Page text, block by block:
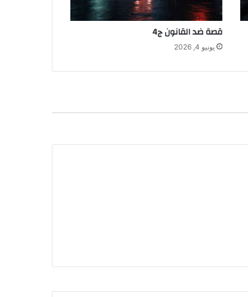
قصة ضد القانون ج4
يونيو 4, 2026